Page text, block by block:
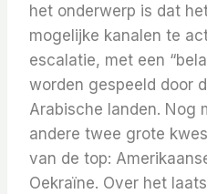
het onderwerp is dat
mogelijke kanalen te
escalatie, met een
worden gespeeld door
Arabische landen. Nog
andere twee grote
van de top:
Oekraïne. Over het